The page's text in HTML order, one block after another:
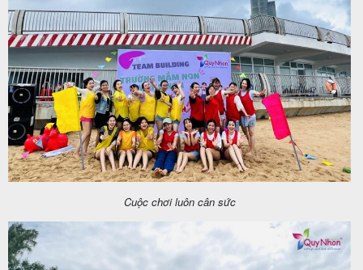
Cuộc chơi luôn cân sức